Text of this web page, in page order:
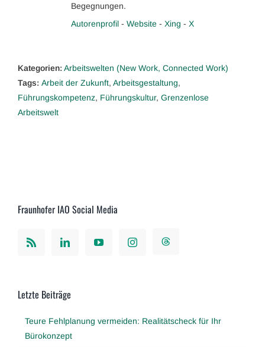
Begegnungen.
Autorenprofil - Website - Xing - X
Kategorien: Arbeitswelten (New Work, Connected Work)
Tags: Arbeit der Zukunft, Arbeitsgestaltung,
Führungskompetenz, Führungskultur, Grenzenlose
Arbeitswelt
Fraunhofer IAO Social Media
Letzte Beiträge
Teure Fehlplanung vermeiden: Realitätscheck für Ihr
Bürokonzept